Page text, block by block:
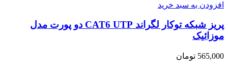
افزودن به سبد خرید
پریز شبکه توکار لگراند CAT6 UTP دو پورت مدل
موزائیک
565,000 تومان